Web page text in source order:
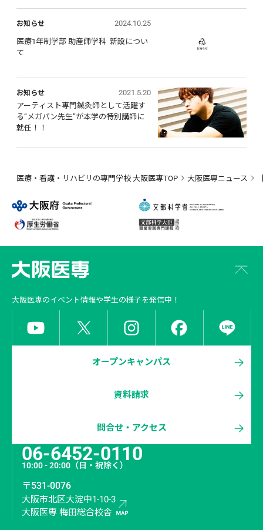
お知らせ 2024.10.25
医療1年制学部 助産師学科  新設につい
て
お知らせ
2021.5.20
アーティスト専門鍼灸師として活躍す
る“メガパン先生”が本学の特別講師に
就任！！
医療・看護・リハビリの専門学校 大阪医専TOP 大阪医専ニュース
大阪医専のイベント情報や学生の様子を発信中！
オープンキャンパス
資料請求
問合せ・アクセス
06-6452-0110
10:00 - 20:00 （日・祝除く）
〒531-0076
大阪市北区大淀中1-10-3
大阪医専 梅田総合校舎